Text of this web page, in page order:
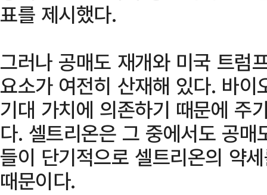
표를 제시했다.
그러나 공매도 재개와 미국 트럼
요소가 여전히 산재해 있다. 바
기대 가치에 의존하기 때문에 주
다. 셀트리온은 그 중에서도 공
들이 단기적으로 셀트리온의 약
때문이다.